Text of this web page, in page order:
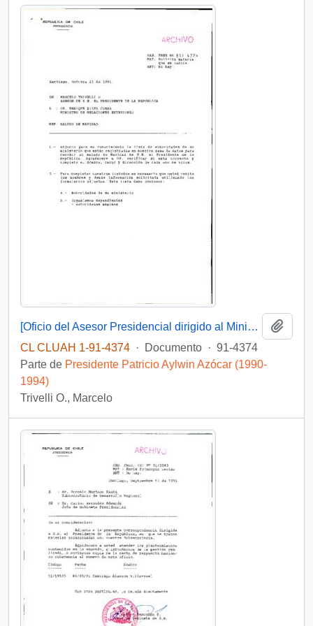
[Oficio del Asesor Presidencial dirigido al Ministro de Relaciones Exteriores]
CL CLUAH 1-91-4374 · Documento · 91-4374
Parte de Presidente Patricio Aylwin Azócar (1990-
1994)
Trivelli O., Marcelo